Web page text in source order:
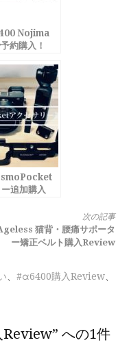
Nojima
約購入！
追加購入
次の記事
猫背・腰痛サポータ
ー矯正ベルト購入Review
、 #α6400購入Review、
Review” への1件